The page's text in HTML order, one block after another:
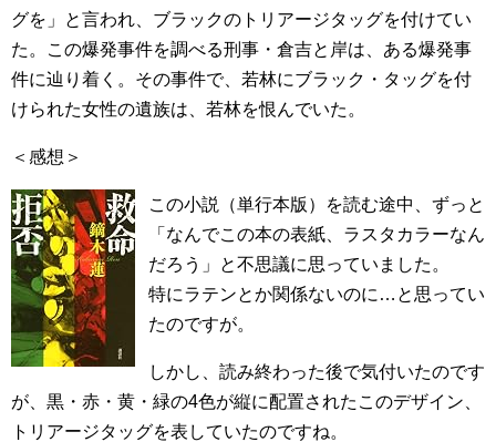
グを」と言われ、ブラックのトリアージタッグを付けてい
た。この爆発事件を調べる刑事・倉吉と岸は、ある爆発事
件に辿り着く。その事件で、若林にブラック・タッグを付
けられた女性の遺族は、若林を恨んでいた。
＜感想＞
この小説（単行本版）を読む途中、ずっと
「なんでこの本の表紙、ラスタカラーなん
だろう」と不思議に思っていました。
特にラテンとか関係ないのに…と思ってい
たのですが。
しかし、読み終わった後で気付いたのです
が、黒・赤・黄・緑の4色が縦に配置されたこのデザイン、
トリアージタッグを表していたのですね。